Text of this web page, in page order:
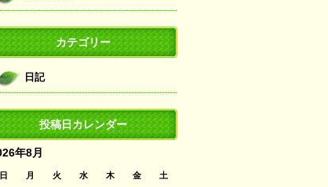
カテゴリー
日記
投稿日カレンダー
年8月
日 月 火 水 木 金 土